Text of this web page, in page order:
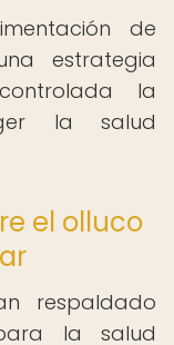
de
estrategia
la
la salud
el olluco
respaldado
la salud